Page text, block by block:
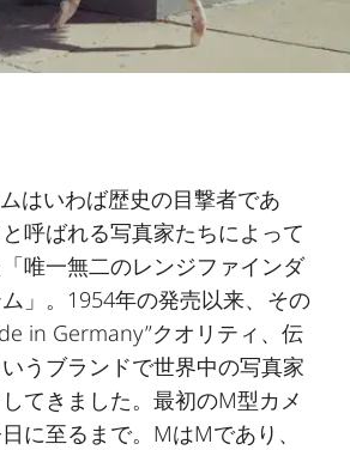
はいわば歴史の目撃者であ
呼ばれる写真家たちによって
唯一無二のレンジファインダ
」。1954年の発売以来、その
in Germany”クオリティ、伝
うブランドで世界中の写真家
てきました。最初のM型カメ
に至るまで。MはMであり、